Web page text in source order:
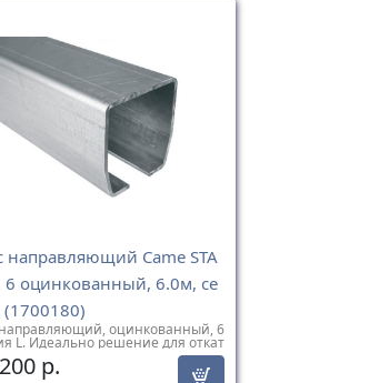
направляющий Came STA
6 оцинкованный, 6.0м, се
(1700180)
оцинкованный, 6
L. Идеально решение для откат
ворот с массой створк
кг р.